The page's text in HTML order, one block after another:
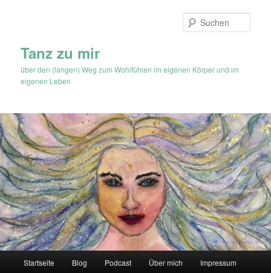
Tanz zu mir
über den (langen) Weg zum Wohlfühlen im eigenen Körper und im
eigenen Leben
Startseite Blog Podcast Über mich Impressum